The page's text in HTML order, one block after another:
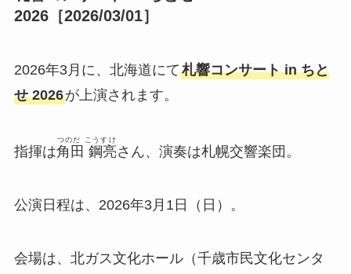
2026［2026/03/01］
2026年3月に、北海道にて札響コンサート in ちと
せ 2026が上演されます。
指揮は角田 鋼亮
つのだ こうすけ
さん、演奏は札幌交響楽団。
公演日程は、2026年3月1日（日）。
会場は、北ガス文化ホール（千歳市民文化センタ